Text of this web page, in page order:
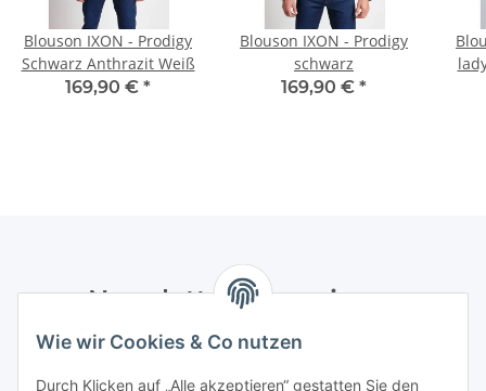
Wie wir Cookies & Co nutzen
Durch Klicken auf „Alle akzeptieren“ gestatten Sie den
Blouson IXON - Prodigy
Schwarz Anthrazit Weiß
169,90 € *
Blouson IXON - Prodigy
schwarz
169,90 € *
Newsletter Abonnieren
Bitte senden Sie mir entsprechend Ihrer